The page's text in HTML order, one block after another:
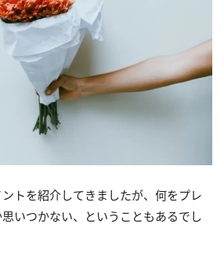
トを紹介してきましたが、何をプレ
いつかない、ということもあるでし